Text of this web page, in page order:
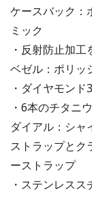
ケースバック：
ミック
・反射防止加
ベゼル：ポリッ
・ダイヤモンド
・6本のチタニ
ダイアル：シャ
ストラップとク
ーストラップ
・ステンレス